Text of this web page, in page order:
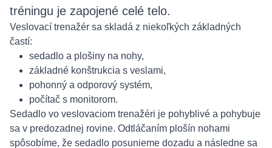
tréningu je zapojené celé telo.
Veslovací trenažér sa skladá z niekoľkých základných
častí:
sedadlo a plošiny na nohy,
základné konštrukcia s veslami,
pohonný a odporový systém,
počítač s monitorom.
Sedadlo vo veslovaciom trenažéri je pohyblivé a pohybuje
sa v predozadnej rovine. Odtláčaním plošín nohami
spôsobíme, že sedadlo posunieme dozadu a následne sa